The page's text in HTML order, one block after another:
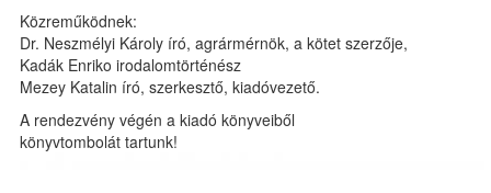
Közreműködnek:
Dr. Neszmélyi Károly író, agrármérnök, a kötet szerzője,
Kadák Enriko irodalomtörténész
Mezey Katalin író, szerkesztő, kiadóvezető.
A rendezvény végén a kiadó könyveiből
könyvtombolát tartunk!